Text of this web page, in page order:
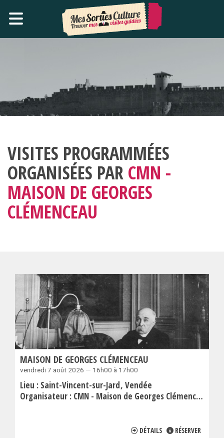
VISITES PROGRAMMÉES
ORGANISÉES PAR CMN -
MAISON DE GEORGES
CLÉMENCEAU
MAISON DE GEORGES CLÉMENCEAU
vendredi 7 août 2026 — 16h00 à 17h00
Lieu : Saint-Vincent-sur-Jard Vendée
Organisateur : CMN - Maison de Georges Clémenceau
DÉTAILS RÉSERVER